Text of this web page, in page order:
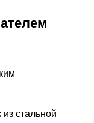
стальной